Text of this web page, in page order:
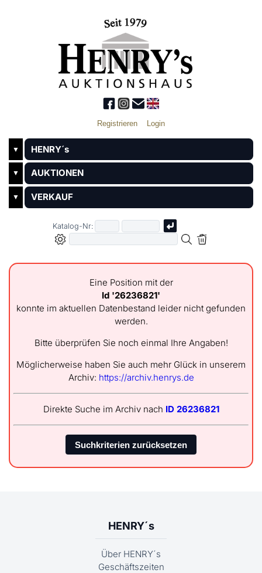
Registrieren Login
▼ HENRY´s
▼ AUKTIONEN
▼ VERKAUF
Katalog-Nr:
Eine Position mit der
Id '26236821'
konnte im aktuellen Datenbestand leider nicht gefunden
werden.
Bitte überprüfen Sie noch einmal Ihre Angaben!
Möglicherweise haben Sie auch mehr Glück in unserem
Archiv: https://archiv.henrys.de
Direkte Suche im Archiv nach ID 26236821
HENRY´s
Über HENRY´s
Geschäftszeiten